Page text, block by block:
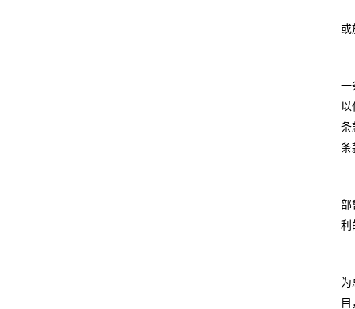
或
一
以
条
条
部
利
为